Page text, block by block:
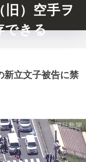
）空手ヲ
できる
新立文子被告に禁